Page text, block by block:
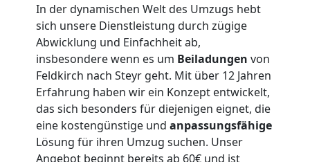
In der dynamischen Welt des Umzugs hebt
sich unsere Dienstleistung durch zügige
Abwicklung und Einfachheit ab,
insbesondere wenn es um Beiladungen von
Feldkirch nach Steyr geht. Mit über 12 Jahren
Erfahrung haben wir ein Konzept entwickelt,
das sich besonders für diejenigen eignet, die
eine kostengünstige und anpassungsfähige
Lösung für ihren Umzug suchen. Unser
Angebot beginnt bereits ab 60€ und ist
Umzugshelfer
Feldkirch